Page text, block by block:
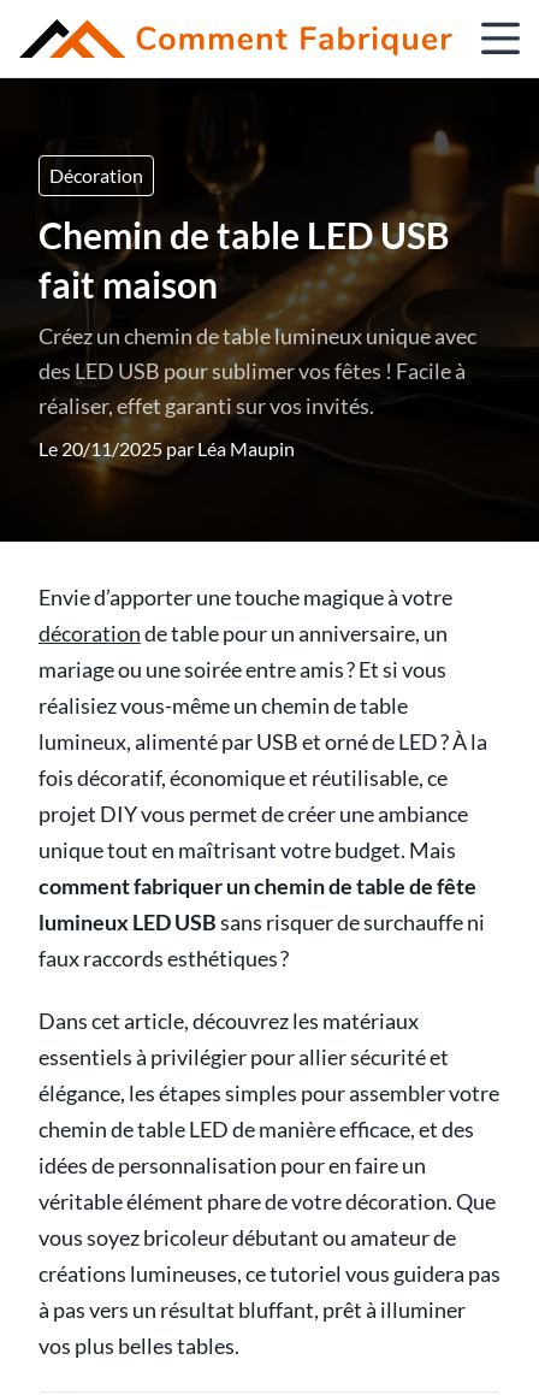
Décoration
Chemin de table LED USB
fait maison
Créez un chemin de table lumineux unique avec
des LED USB pour sublimer vos fêtes ! Facile à
réaliser, effet garanti sur vos invités.
Le 20/11/2025 parLéa Maupin
Envie d’apporter une touche magique à votre
décorationde table pour un anniversaire, un
mariage ou une soirée entre amis ? Et si vous
réalisiez vous-même un chemin de table
lumineux, alimenté par USB et orné de LED ? À la
fois décoratif, économique et réutilisable, ce
projet DIY vous permet de créer une ambiance
unique tout en maîtrisant votre budget. Mais
comment fabriquer un chemin de table de fête
lumineux LED USBsans risquer de surchauffe ni
faux raccords esthétiques ?
Dans cet article, découvrez les matériaux
essentiels à privilégier pour allier sécurité et
élégance, les étapes simples pour assembler votre
chemin de table LED de manière efficace, et des
idées de personnalisation pour en faire un
véritable élément phare de votre décoration. Que
vous soyez bricoleur débutant ou amateur de
créations lumineuses, ce tutoriel vous guidera pas
à pas vers un résultat bluffant, prêt à illuminer
vos plus belles tables.